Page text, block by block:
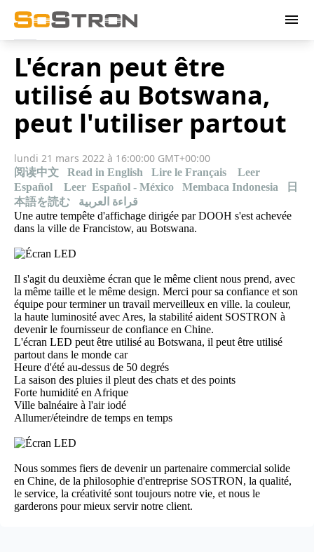
menu
L'écran peut être
utilisé au Botswana,
peut l'utiliser partout
lundi 21 mars 2022 à 16:00:00 GMT+00:00
阅读中文 Read in English Lire le Français
Leer
Español
Leer Español - México Membaca Indonesia
日
本語を読む
قراءة العربية
Une autre tempête d'affichage dirigée par DOOH s'est achevée
dans la ville de Francistow, au Botswana.
Il s'agit du deuxième écran que le même client nous prend, avec
la même taille et le même design. Merci pour sa confiance et son
équipe pour terminer un travail merveilleux en ville. la couleur,
la haute luminosité avec Ares, la stabilité aident SOSTRON à
devenir le fournisseur de confiance en Chine.
L'écran LED peut être utilisé au Botswana, il peut être utilisé
partout dans le monde car
Heure d'été au-dessus de 50 degrés
La saison des pluies il pleut des chats et des points
Forte humidité en Afrique
Ville balnéaire à l'air iodé
Allumer/éteindre de temps en temps
Nous sommes fiers de devenir un partenaire commercial solide
en Chine, de la philosophie d'entreprise SOSTRON, la qualité,
le service, la créativité sont toujours notre vie, et nous le
garderons pour mieux servir notre client.